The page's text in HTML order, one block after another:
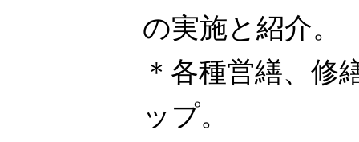
の実施と紹介。
＊各種営繕、修
ップ。